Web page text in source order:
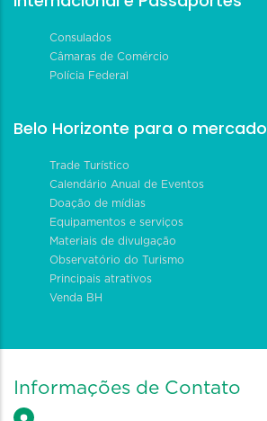
Consulados
Câmaras de Comércio
Polícia Federal
Belo Horizonte para o mercado
Trade Turístico
Calendário Anual de Eventos
Doação de mídias
Equipamentos e serviços
Materiais de divulgação
Observatório do Turismo
Principais atrativos
Venda BH
Informações de Contato